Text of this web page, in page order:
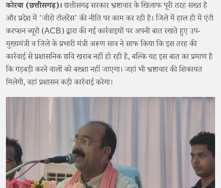
कोरबा (छत्तीसगढ़)।छत्तीसगढ़ सरकार भ्रष्टाचार के खिलाफ पूरी तरह सख्त है
और प्रदेश में 'जीरो टॉलरेंस' की नीति पर काम कर रही है। जिले में हाल ही में एंटी
करप्शन ब्यूरो (ACB) द्वारा की गई कार्रवाइयों पर अपनी बात रखते हुए उप-
मुख्यमंत्री व जिले के प्रभारी मंत्री अरूण साव ने साफ किया कि इस तरह की
कार्रवाई से प्रशासनिक छवि खराब नहीं हो रही है, बल्कि यह इस बात का प्रमाण है
कि गड़बड़ी करने वालों को बख्शा नहीं जाएगा। जहां भी भ्रष्टाचार की शिकायत
मिलेगी, वहां प्रशासन कड़ी कार्रवाई करेगा।